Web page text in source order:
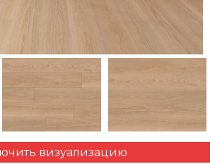
увеличить
визуализацию